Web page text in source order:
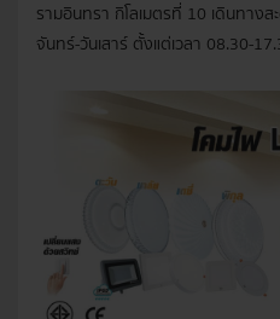
รามอินทรา กิโลเมตรที่ 10 เดินทาง
จันทร์-วันเสาร์ ตั้งแต่เวลา 08.30-